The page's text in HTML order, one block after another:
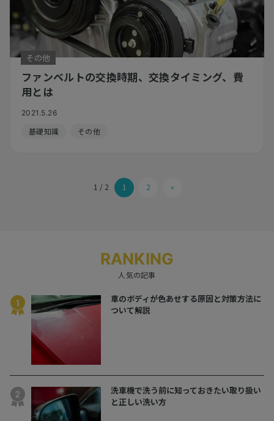
その他
ファンベルトの交換時期、交換タイミング、費
用とは
2021.5.26
基礎知識 その他
1 / 2 1 2 »
RANKING
人気の記事
車のボディが色あせする原因と対策方法に
ついて解説
洗車機で洗う前に知っておきたい取り扱い
と正しい洗い方